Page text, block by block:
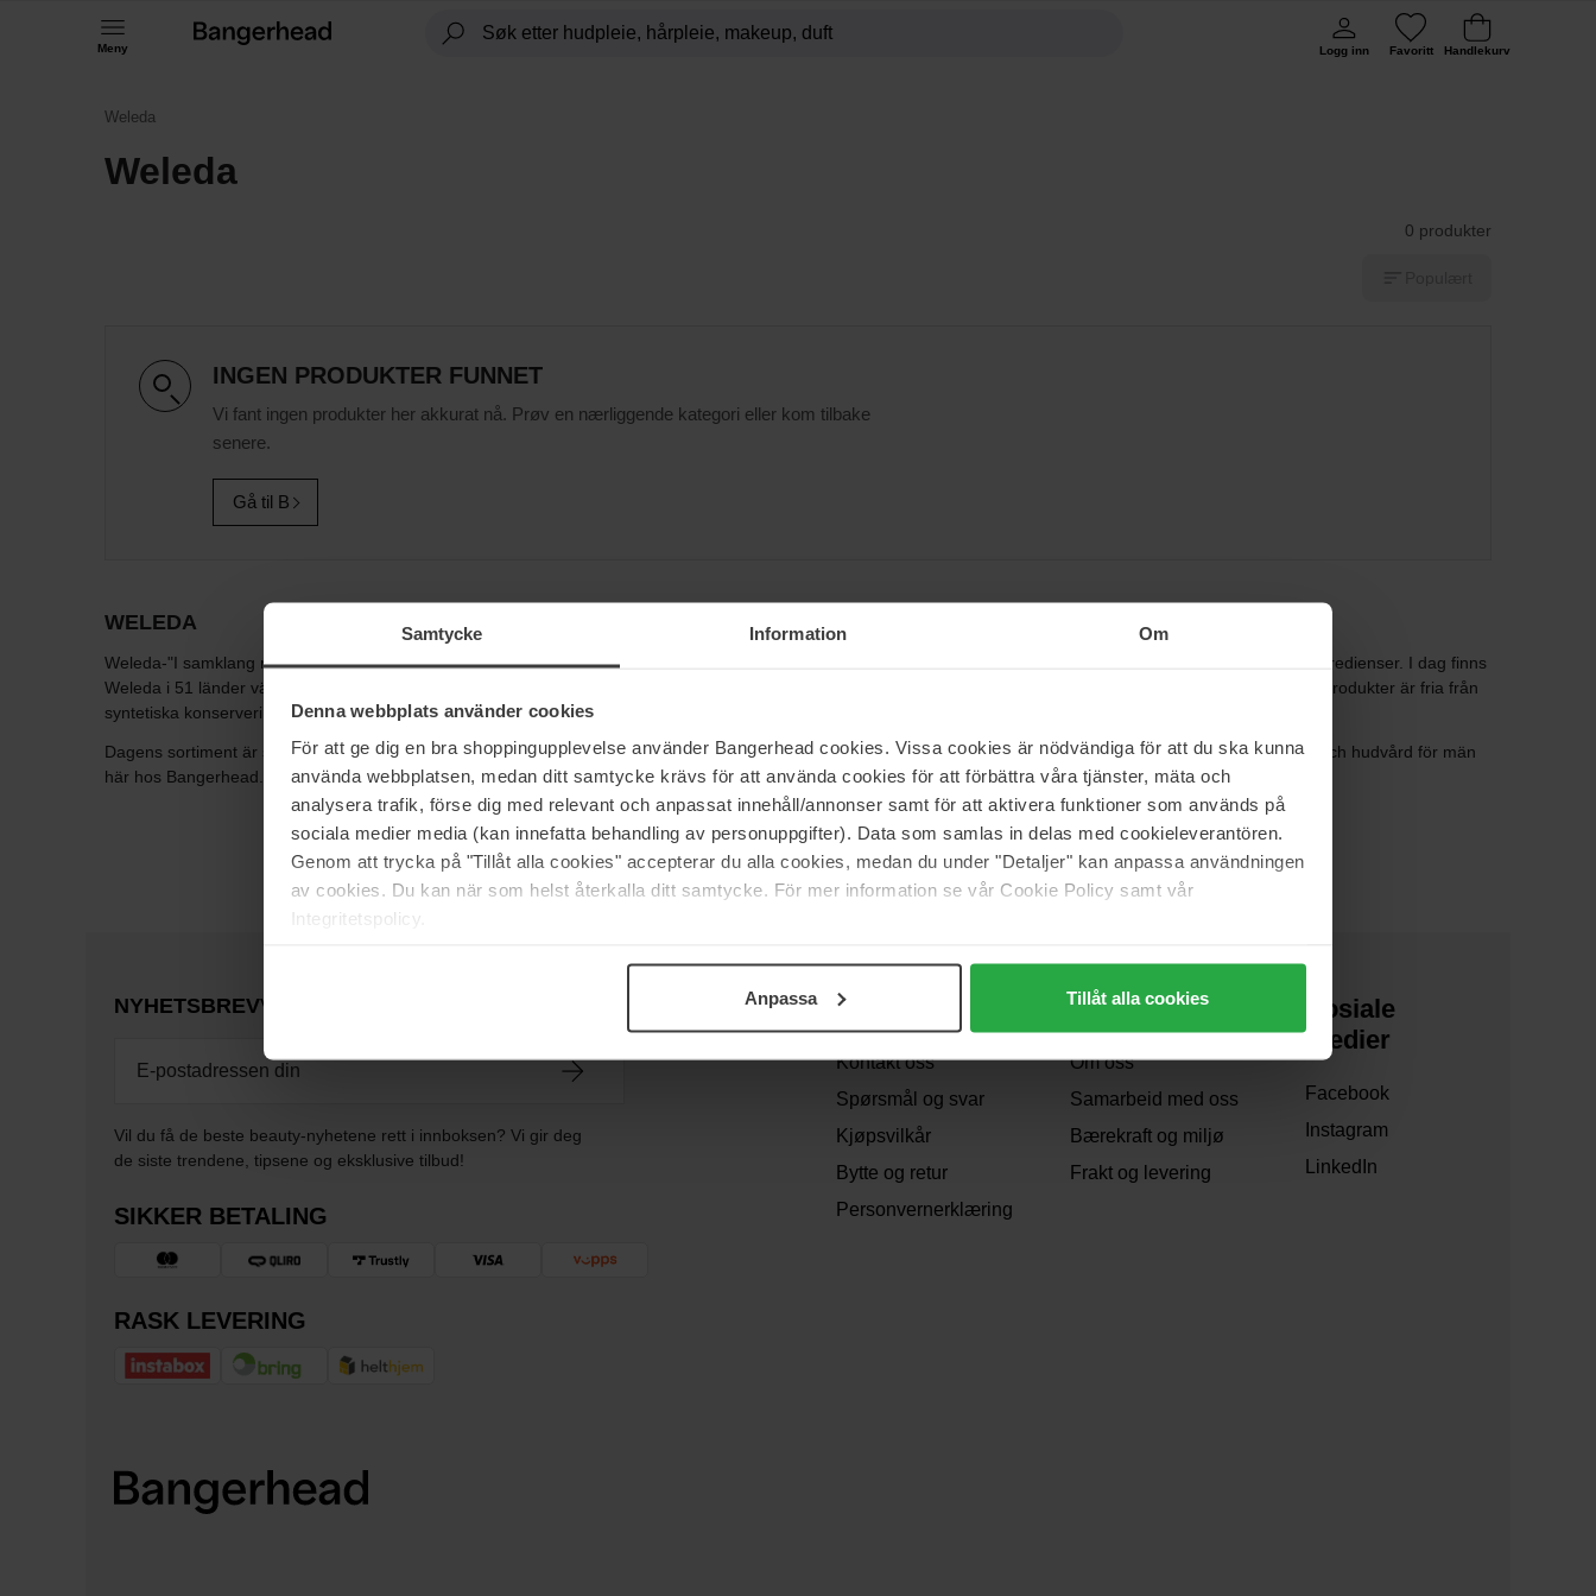
Samtycke Information Om
Denna webbplats använder cookies
För att ge dig en bra shoppingupplevelse använder Bangerhead cookies. Vissa cookies är nödvändiga för att du ska kunna
använda webbplatsen, medan ditt samtycke krävs för att använda cookies för att förbättra våra tjänster, mäta och
analysera trafik, förse dig med relevant och anpassat innehåll/annonser samt för att aktivera funktioner som används på
sociala medier media (kan innefatta behandling av personuppgifter). Data som samlas in delas med cookieleverantören.
Genom att trycka på "Tillåt alla cookies" accepterar du alla cookies, medan du under "Detaljer" kan anpassa användningen
av cookies. Du kan när som helst återkalla ditt samtycke. För mer information se vår Cookie Policy samt vår
Integritetspolicy.
Anpassa Tillåt alla cookies
Meny Logg inn Favoritt Handlekurv
Weleda
Weleda
0 produkter
INGEN PRODUKTER FUNNET
Vi fant ingen produkter her akkurat nå. Prøv en nærliggende kategori eller kom tilbake
senere.
Gå til B
WELEDA
Weleda-"I samklang med människa och natur" Sedan 1921 har Weleda tillverkat hudvårdsprodukter och antroposofisk medicin av biodynamiska och ekologiska ingredienser. I dag finns
Weleda i 51 länder världen över och är världsledande inom antroposofisk medicin och pionjär och marknadsledande inom naturlig ekologisk hudvård. Alla Weleda produkter är fria från
syntetiska konserveringsmedel, färg- och parfymämnen samt från parabener och vare sig ingredienser eller den färdiga produkten testas på djur.
Dagens sortiment är stort; i dag kan du handla produkter för hela familjen från Weleda, allt från hudvård till babyn, till kroppsvård, ansiktsvård för vuxna, munvård och hudvård för män
här hos Bangerhead.
NYHETSBREVVÆR FØRST UTE
Vil du få de beste beauty-nyhetene rett i innboksen? Vi gir deg
de siste trendene, tipsene og eksklusive tilbud!
SIKKER BETALING
RASK LEVERING
Support
Kontakt oss
Spørsmål og svar
Kjøpsvilkår
Bytte og retur
Personvernerklæring
Om oss
Om oss
Samarbeid med oss
Bærekraft og miljø
Frakt og levering
Sosiale
medier
Facebook
Instagram
LinkedIn